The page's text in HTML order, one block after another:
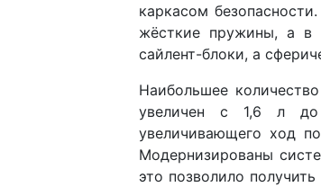
каркасом
жёсткие пружины, а в
сайлент-блоки, а
Наибольшее
увеличен с 1,6 л до
увеличивающего ход
Модернизированы
это позволило